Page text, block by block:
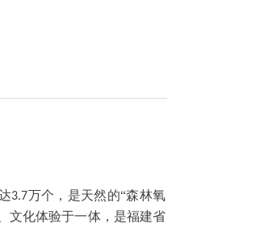
3.7万个，是天然的“森林氧
文化体验于一体，是福建省